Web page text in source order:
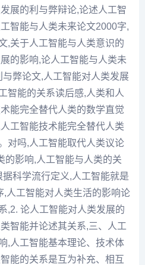
展的利与弊辩论,论述人工智
智能与人类未来论文2000字,
,关于人工智能与人类意识的
的影响,论人工智能与人类未
弊论文,人工智能对人类发展
智能的关系读后感,人类和人
能完全替代人类的数学直觉
工智能技术能完全替代人类
对吗,人工智能取代人类议论
的影响,人工智能与人类的关
科学流行定义,人工智能就是
,人工智能对人类生活的影响论
,2. 论人工智能对人类发展的
智能并论述其关系,三、人工
,人工智能基本理论、技术体
能的关系是互为补充、相互